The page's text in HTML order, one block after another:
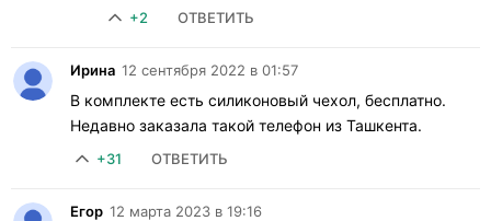
+2 ОТВЕТИТЬ
Ирина 12 сентября 2022 в 01:57
В комплекте есть силиконовый чехол, бесплатно.
Недавно заказала такой телефон из Ташкента.
+31 ОТВЕТИТЬ
Егор 12 марта 2023 в 19:16